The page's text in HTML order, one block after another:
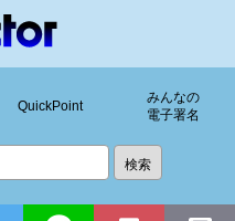
QuickPoint
みんなの
電子署名